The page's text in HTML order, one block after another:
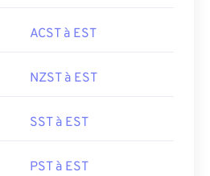
ACST à EST
NZST à EST
SST à EST
PST à EST